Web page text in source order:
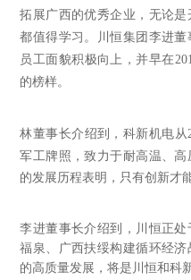
拓展广西的优秀企业，无论
都值得学习。川恒集团李进董
员工面貌积极向上，并早在
的榜样。
林董事长介绍到，科新机电从
军工牌照，致力于耐高温、
的发展历程表明，只有创新才
李进董事长介绍到，川恒正
福泉、广西扶绥构建循环经
的高质量发展，将是川恒和科